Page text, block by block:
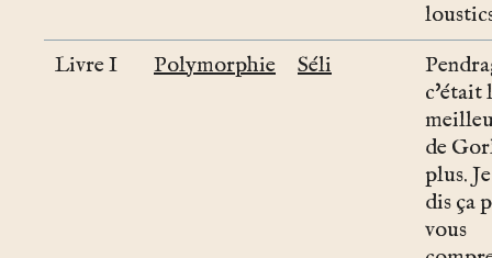
Livre I
Polymorphie Séli
c'était
de
plus.
dis ça
vous